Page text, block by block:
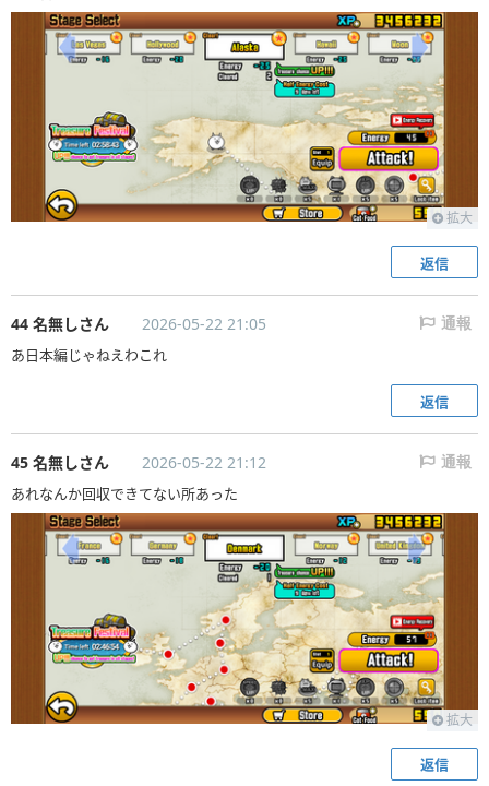
拡大
返信
44 名無しさん 2026-05-22 21:05 通報
あ日本編じゃねえわこれ
返信
45 名無しさん 2026-05-22 21:12 通報
あれなんか回収できてない所あった
拡大
返信